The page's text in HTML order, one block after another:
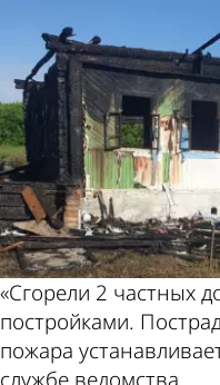
«Сгорели 2 частных
постройками.
пожара